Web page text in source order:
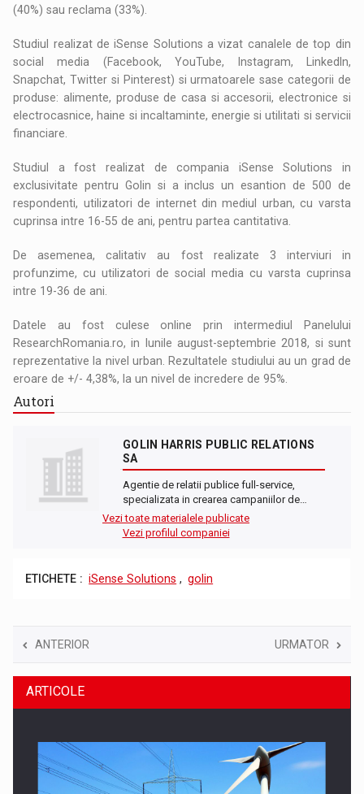
(40%) sau reclama (33%).
Studiul realizat de iSense Solutions a vizat canalele de top din
social media (Facebook, YouTube, Instagram, LinkedIn,
Snapchat, Twitter si Pinterest) si urmatoarele sase categorii de
produse: alimente, produse de casa si accesorii, electronice si
electrocasnice, haine si incaltaminte, energie si utilitati si servicii
financiare.
Studiul a fost realizat de compania iSense Solutions in
exclusivitate pentru Golin si a inclus un esantion de 500 de
respondenti, utilizatori de internet din mediul urban, cu varsta
cuprinsa intre 16-55 de ani, pentru partea cantitativa.
De asemenea, calitativ au fost realizate 3 interviuri in
profunzime, cu utilizatori de social media cu varsta cuprinsa
intre 19-36 de ani.
Datele au fost culese online prin intermediul Panelului
ResearchRomania.ro, in lunile august-septembrie 2018, si sunt
reprezentative la nivel urban. Rezultatele studiului au un grad de
eroare de +/- 4,38%, la un nivel de incredere de 95%.
Autori
GOLIN HARRIS PUBLIC RELATIONS
SA
Agentie de relatii publice full-service,
specializata in crearea campaniilor de…
Vezi toate materialele publicate
Vezi profilul companiei
ETICHETE : iSense Solutions , golin
ANTERIOR URMATOR
ARTICOLE